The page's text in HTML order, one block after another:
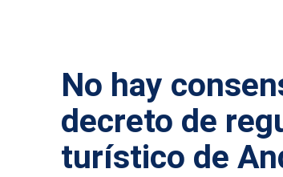
No hay
decreto de
turístico de